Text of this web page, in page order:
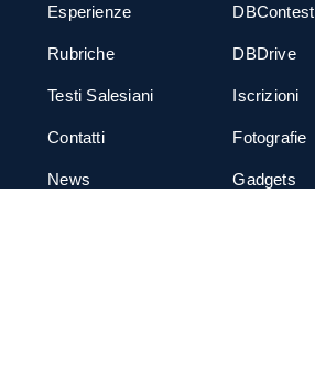
Esperienze
Rubriche
Testi Salesiani
Contatti
News
DBContest
DBDrive
Iscrizioni
Fotografie
Gadgets